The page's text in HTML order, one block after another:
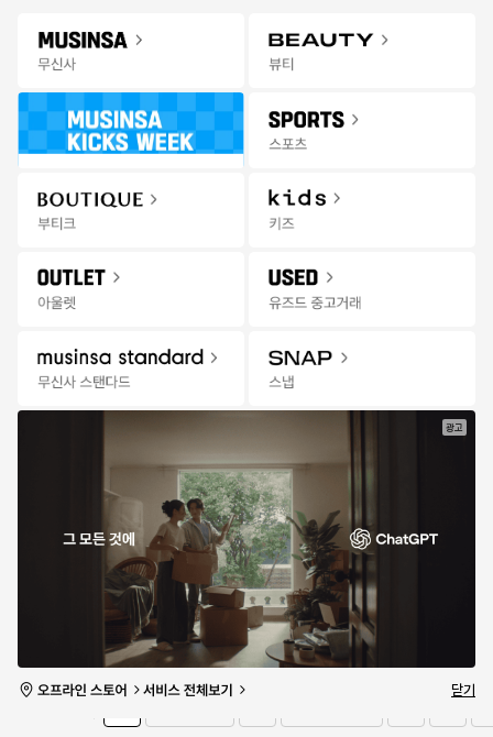
스포츠/레저 상품을 검색해 보세요.
추천 랭킹 세일 발매
업텐션 레깅스 폴인어
특가 마감
미즈노
(공용) 맥시마이저 26
- 그레이:화이트 / K1G
A240012
특가 마감
0개 남음
유의사항 보기
타임세일1일 13:55:01 더보기
Menu
광고
닫기
무신사 앱 설치하고 다양한 혜택과 코디 팁을 받아보세요!